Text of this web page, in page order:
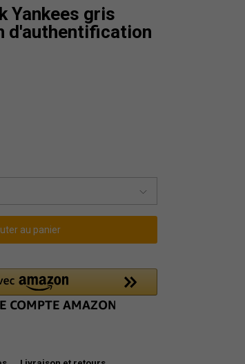
Yankees gris
d'authentification
au panier